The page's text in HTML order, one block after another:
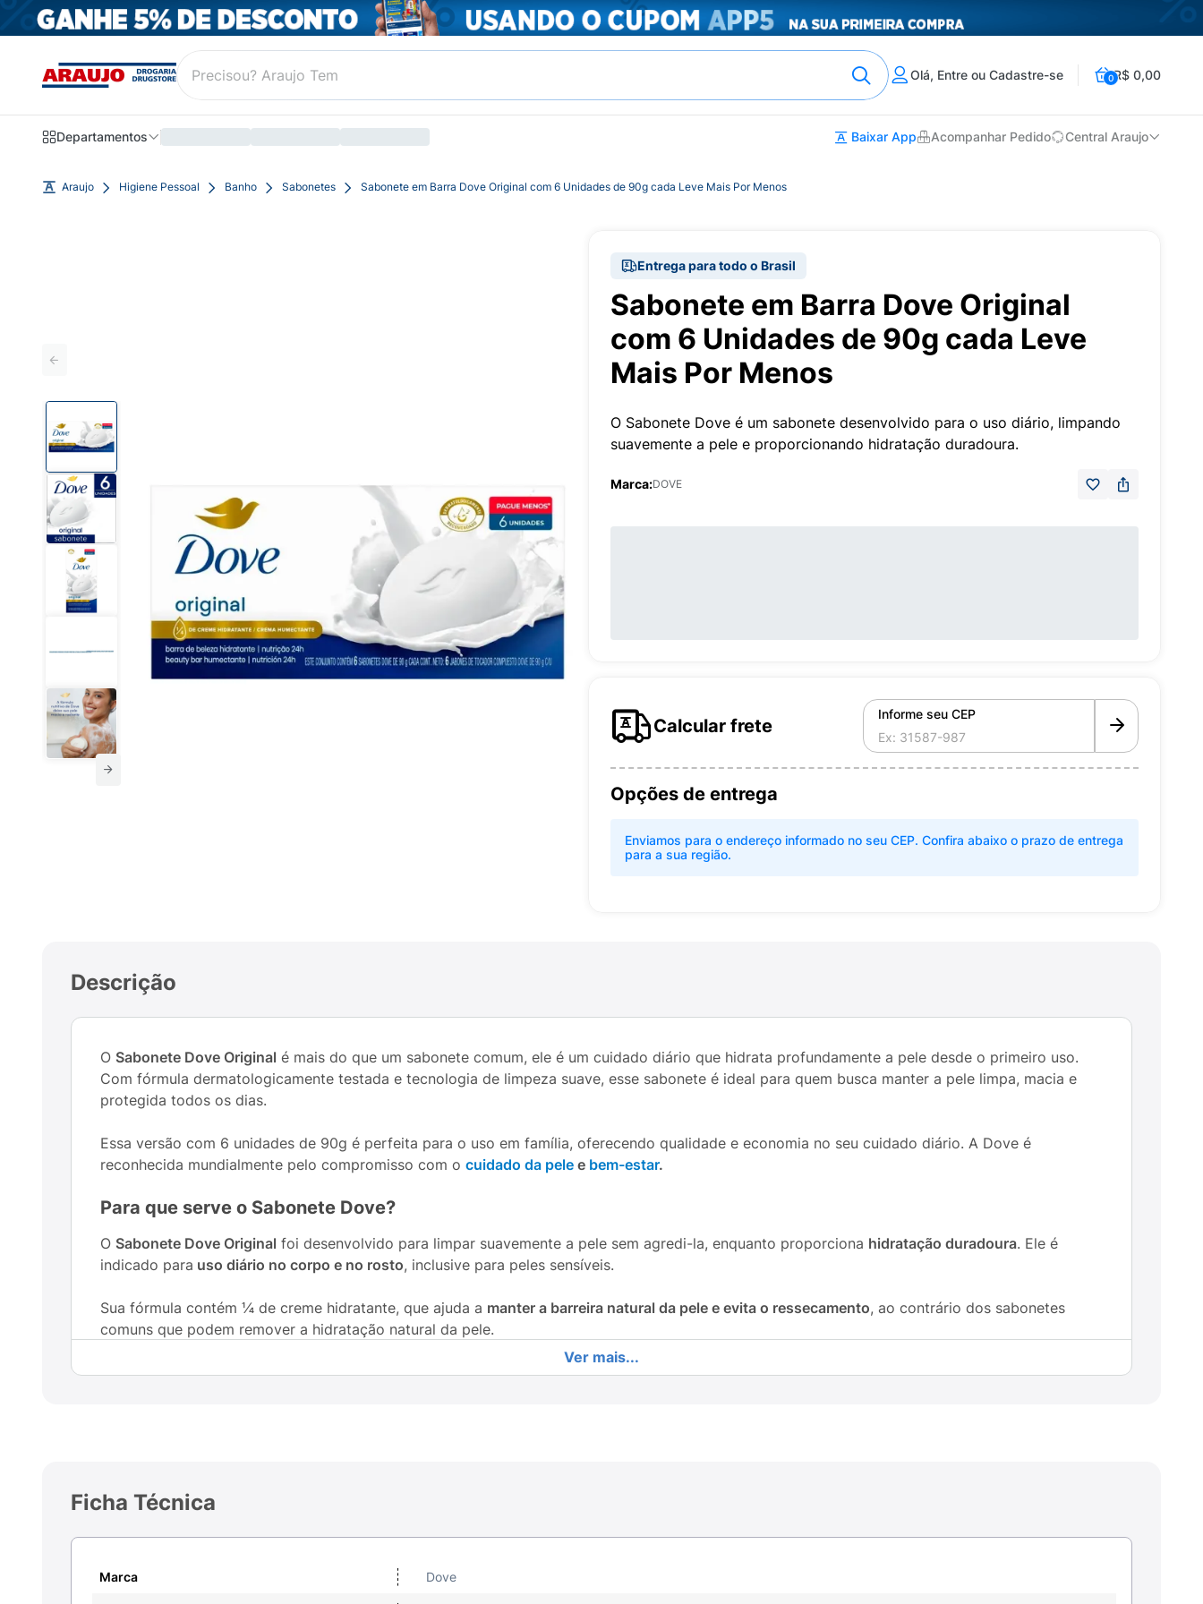
Olá, Entre ou Cadastre-se 0R$ 0,00
Departamentos Baixar App Acompanhar Pedido Central Araujo
Araujo Higiene Pessoal Banho Sabonetes Sabonete em Barra Dove Original com 6 Unidades de 90g cada Leve Mais Por Menos
Entrega para todo o Brasil
Sabonete em Barra Dove Original
com 6 Unidades de 90g cada Leve
Mais Por Menos
O Sabonete Dove é um sabonete desenvolvido para o uso diário, limpando
suavemente a pele e proporcionando hidratação duradoura.
Marca:DOVE
Calcular frete
Informe seu CEP
Opções de entrega
Enviamos para o endereço informado no seu CEP. Confira abaixo o prazo de entrega
para a sua região.
Descrição
O Sabonete Dove Original é mais do que um sabonete comum, ele é um cuidado diário que hidrata profundamente a pele desde o primeiro uso.
Com fórmula dermatologicamente testada e tecnologia de limpeza suave, esse sabonete é ideal para quem busca manter a pele limpa, macia e
protegida todos os dias.
Essa versão com 6 unidades de 90g é perfeita para o uso em família, oferecendo qualidade e economia no seu cuidado diário. A Dove é
reconhecida mundialmente pelo compromisso com o cuidado da pele e bem-estar.
Para que serve o Sabonete Dove?
O Sabonete Dove Original foi desenvolvido para limpar suavemente a pele sem agredi-la, enquanto proporciona hidratação duradoura. Ele é
indicado para uso diário no corpo e no rosto, inclusive para peles sensíveis.
Sua fórmula contém ¼ de creme hidratante, que ajuda a manter a barreira natural da pele e evita o ressecamento, ao contrário dos sabonetes
comuns que podem remover a hidratação natural da pele.
Composição do Sabonete Dove
¼ de creme hidratante
Ácido esteárico e ácido palmítico: ajudam a repor lipídios essenciais da pele.
Fragrância suave e marcante Dove , que transmite sensação de frescor e cuidado.
Ver mais...
Ficha Técnica
Marca Dove